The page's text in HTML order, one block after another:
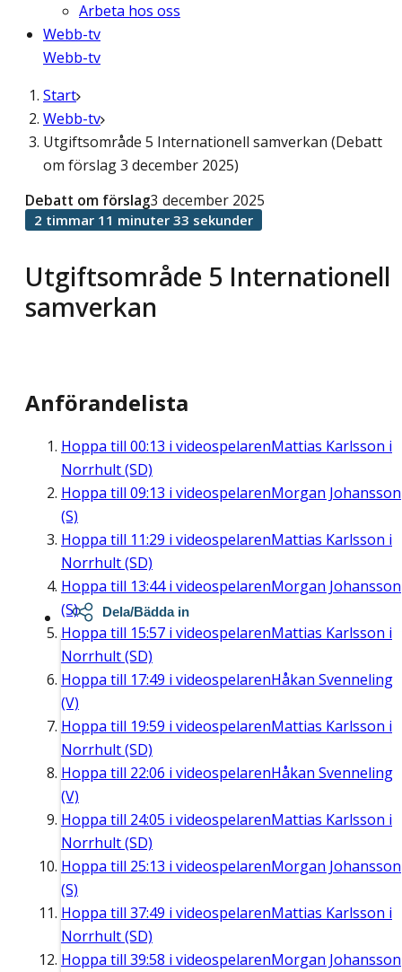
Arbeta hos oss
Webb-tv
Webb-tv
Start
Webb-tv
Utgiftsområde 5 Internationell samverkan (Debatt
om förslag 3 december 2025)
Utgiftsområde 5 Internationell
samverkan
Debatt om förslag3 december 2025
2 timmar 11 minuter 33 sekunder
Anförandelista
Hoppa till 00:13 i videospelarenMattias Karlsson i
Norrhult (SD)
Hoppa till 09:13 i videospelarenMorgan Johansson
(S)
Hoppa till 11:29 i videospelarenMattias Karlsson i
Norrhult (SD)
Hoppa till 13:44i videospelarenMorgan Johansson
(S)
Hoppa till 15:57 i videospelarenMattias Karlsson i
Norrhult (SD)
Hoppa till 17:49 i videospelarenHåkan Svenneling
(V)
Hoppa till 19:59 i videospelarenMattias Karlsson i
Norrhult (SD)
Hoppa till 22:06 i videospelarenHåkan Svenneling
(V)
Hoppa till 24:05 i videospelarenMattias Karlsson i
Norrhult (SD)
Hoppa till 25:13 i videospelarenMorgan Johansson
(S)
Hoppa till 37:49 i videospelarenMattias Karlsson i
Norrhult (SD)
Hoppa till 39:58 i videospelarenMorgan Johansson
Dela/Bädda in